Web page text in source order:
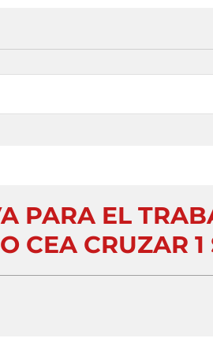
PARA EL
CEA CRUZAR 1